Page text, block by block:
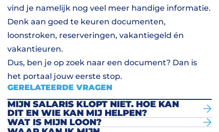
vind je namelijk nog veel meer handige informatie.
Denk aan goed te keuren documenten,
loonstroken, reserveringen, vakantiegeld én
vakantieuren.
Dus, ben je op zoek naar een document? Dan is
het portaal jouw eerste stop.
GERELATEERDE VRAGEN
MIJN SALARIS KLOPT NIET. HOE KAN
DIT EN WIE KAN MIJ HELPEN?
WAT IS MIJN LOON?